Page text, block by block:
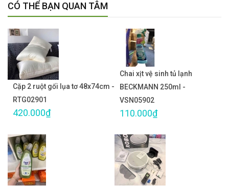
CÓ THỂ BẠN QUAN TÂM
Cặp 2 ruột gối lụa tơ 48x74cm -
RTG02901
420.000₫
Chai xịt vệ sinh tủ lạnh
BECKMANN 250ml -
VSN05902
110.000₫